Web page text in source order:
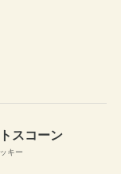
スコーン
キー